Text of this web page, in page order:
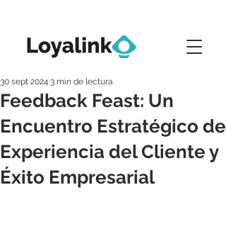
Feedback Feast: Un
Encuentro Estratégico de
Experiencia del Cliente y
Éxito Empresarial
30 sept 2024 3 min de lectura